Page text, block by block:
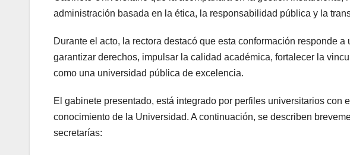
administración basada en la ética, la responsabilidad pública y la
Durante el acto, la rectora destacó que esta conformación responde
garantizar derechos, impulsar la calidad académica, fortalecer la
como una universidad pública de excelencia.
El gabinete presentado, está integrado por perfiles universitarios con
conocimiento de la Universidad. A continuación, se describen
secretarías: